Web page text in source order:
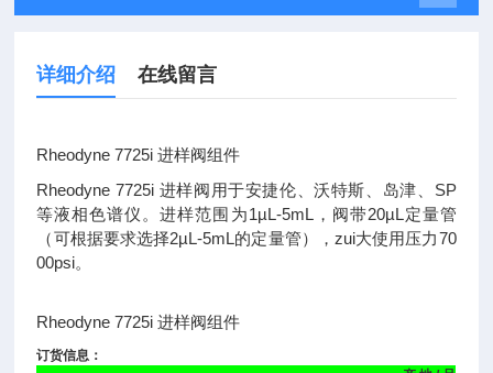
详细介绍 在线留言
Rheodyne 7725i 进样阀组件
Rheodyne 7725i 进样阀用于安捷伦、沃特斯、岛津、SP
等液相色谱仪。进样范围为1µL-5mL，阀带20µL定量管
（可根据要求选择2µL-5mL的定量管），zui大使用压力70
00psi。
Rheodyne 7725i 进样阀组件
订货信息：